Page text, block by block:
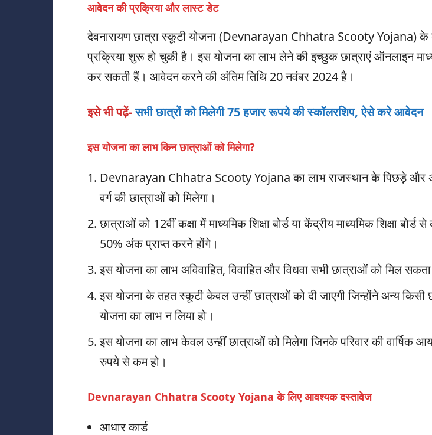
आवेदन की प्रक्रिया और लास्ट डेट
देवनारायण छात्रा स्कूटी योजना (Devnarayan Chhatra Scooty Yojana)
प्रक्रिया शुरू हो चुकी है। इस योजना का लाभ लेने की इच्छुक छात्राएं ऑनलाइन
कर सकती हैं। आवेदन करने की अंतिम तिथि 20 नवंबर 2024 है।
इसे भी पढ़ें-सभी छात्रों को मिलेगी 75 हजार रूपये की स्कॉलरशिप, ऐसे करे आवेदन
इस योजना का लाभ किन छात्राओं को मिलेगा?
Devnarayan Chhatra Scooty Yojana का लाभ राजस्थान के पिछड़े और
वर्ग की छात्राओं को मिलेगा।
छात्राओं को 12वीं कक्षा में माध्यमिक शिक्षा बोर्ड या केंद्रीय माध्यमिक शिक्षा
50% अंक प्राप्त करने होंगे।
इस योजना का लाभ अविवाहित, विवाहित और विधवा सभी छात्राओं को मिल
इस योजना के तहत स्कूटी केवल उन्हीं छात्राओं को दी जाएगी जिन्होंने अन्य किसी
योजना का लाभ न लिया हो।
इस योजना का लाभ केवल उन्हीं छात्राओं को मिलेगा जिनके परिवार की वार्षिक
रुपये से कम हो।
Devnarayan Chhatra Scooty Yojana के लिए आवश्यक दस्तावेज
आधार कार्ड